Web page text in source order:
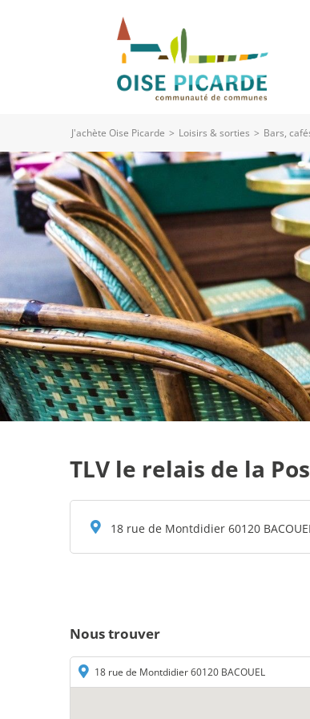
J'achète Oise Picarde > Loisirs & sorties > Bars,
TLV le relais de la
18 rue de Montdidier 60120
Nous trouver
18 rue de Montdidier 60120 BACOUEL